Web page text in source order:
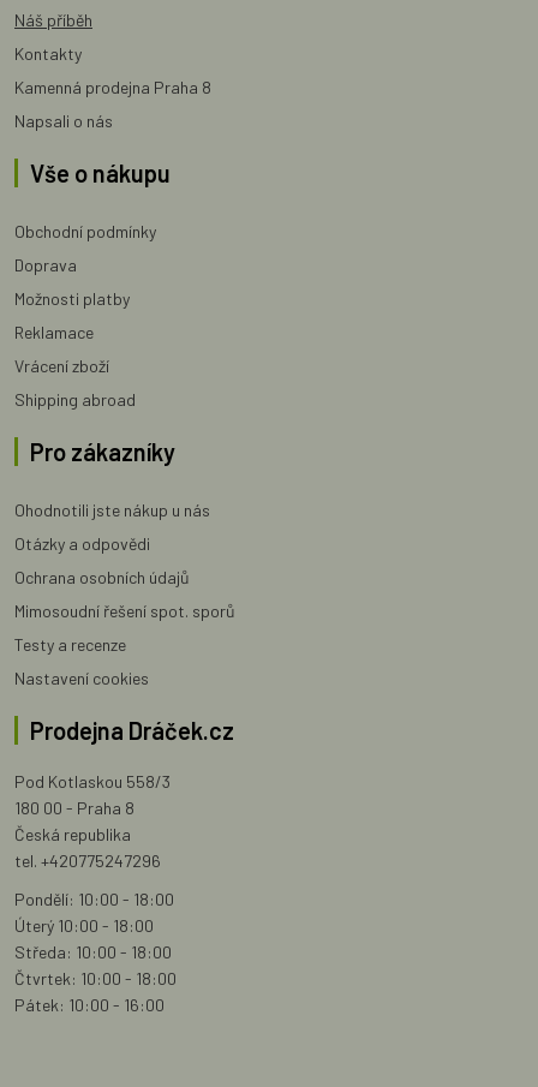
Náš příběh
Kontakty
Kamenná prodejna Praha 8
Napsali o nás
Vše o nákupu
Obchodní podmínky
Doprava
Možnosti platby
Reklamace
Vrácení zboží
Shipping abroad
Pro zákazníky
Ohodnotili jste nákup u nás
Otázky a odpovědi
Ochrana osobních údajů
Mimosoudní řešení spot. sporů
Testy a recenze
Nastavení cookies
Prodejna Dráček.cz
Pod Kotlaskou 558/3
180 00 - Praha 8
Česká republika
tel. +420775247296
Pondělí: 10:00 - 18:00
Úterý 10:00 - 18:00
Středa: 10:00 - 18:00
Čtvrtek: 10:00 - 18:00
Pátek: 10:00 - 16:00